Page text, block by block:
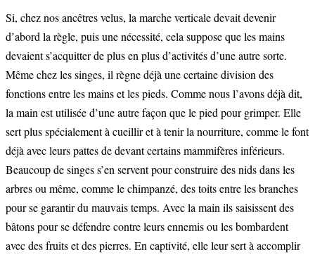
Si, chez nos ancêtres velus, la marche verticale devait devenir
d’abord la règle, puis une nécessité, cela suppose que les mains
devaient s’acquitter de plus en plus d’activités d’une autre sorte.
Même chez les singes, il règne déjà une certaine division des
fonctions entre les mains et les pieds. Comme nous l’avons déjà dit,
la main est utilisée d’une autre façon que le pied pour grimper. Elle
sert plus spécialement à cueillir et à tenir la nourriture, comme le font
déjà avec leurs pattes de devant certains mammifères inférieurs.
Beaucoup de singes s’en servent pour construire des nids dans les
arbres ou même, comme le chimpanzé, des toits entre les branches
pour se garantir du mauvais temps. Avec la main ils saisissent des
bâtons pour se défendre contre leurs ennemis ou les bombardent
avec des fruits et des pierres. En captivité, elle leur sert à accomplir